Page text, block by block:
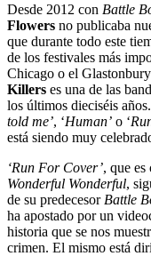
Desde 2012 con Battle
Flowers no publicaba
que durante todo este
de los festivales más
Chicago o el
Killers es una de las
los últimos dieciséis
told me’, ‘Human’ o ‘
está siendo muy
‘Run For Cover’, que es
Wonderful Wonderful,
de su predecesor Battle
ha apostado por un
historia que se nos
crimen. El mismo está